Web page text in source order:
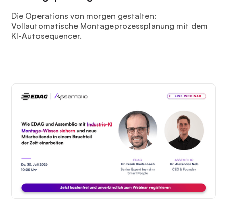
Die Operations von morgen gestalten:
Vollautomatische Montageprozessplanung mit dem
KI-Autosequencer.